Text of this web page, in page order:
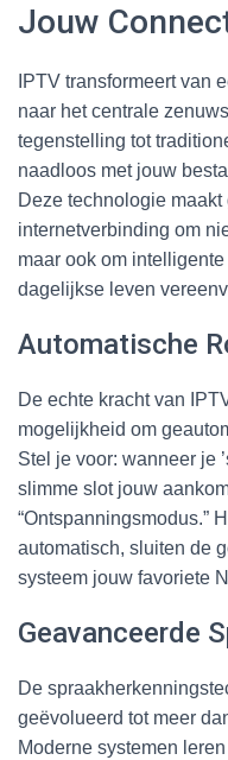
Jouw
IPTV transformeert van
naar het centrale
tegenstelling tot
naadloos met jouw
Deze technologie
internetverbinding om
maar ook om
dagelijkse leven
Automatische
De echte kracht van
mogelijkheid om
Stel je voor: wanneer je
slimme slot jouw
“Ontspanningsmodus.”
automatisch, sluiten de
systeem jouw favoriete
Geavanceerde
De
geëvolueerd tot meer
Moderne systemen